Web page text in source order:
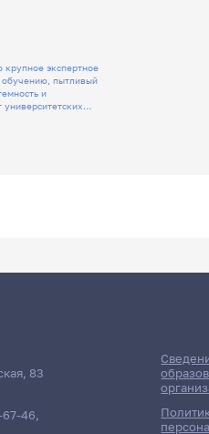
крупное экспертное
пытливый
83
67-46,